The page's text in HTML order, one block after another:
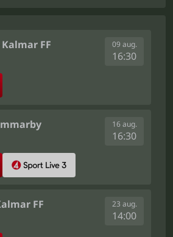
FF 09 aug.
16:30
16 aug.
16:30
FF 23 aug.
14:00